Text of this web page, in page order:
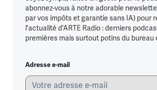
abonnez-vous à notre adorable
par vos impôts et garantie sans IA) pour
l'actualité d'ARTE Radio : derniers
premières mais surtout potins du bureau
Adresse e-mail